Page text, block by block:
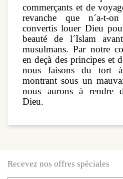
commerçants et de
revanche que n´a-t-
convertis louer Dieu
beauté de l´Islam
musulmans. Par notre
en deçà des principes et
nous faisons du tort
montrant sous un
nous aurons à rendre
Dieu.
Recevez nos offres spéciales